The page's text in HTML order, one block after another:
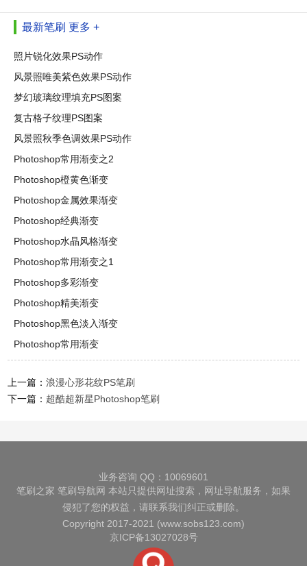
最新笔刷 更多 +
照片锐化效果PS动作
风景照唯美紫色效果PS动作
梦幻玻璃纹理填充PS图案
复古格子纹理PS图案
风景照秋季色调效果PS动作
Photoshop常用渐变之2
Photoshop橙黄色渐变
Photoshop金属效果渐变
Photoshop经典渐变
Photoshop水晶风格渐变
Photoshop常用渐变之1
Photoshop多彩渐变
Photoshop精美渐变
Photoshop黑色淡入渐变
Photoshop常用渐变
上一篇：浪漫心形花纹PS笔刷
下一篇： 超酷超新星Photoshop笔刷
业务咨询 QQ：10069601
笔刷之家 笔刷导航网 本站只提供网址搜索，网址导航服务，如果
侵犯了您的权益，请联系我们纠正或删除。
Copyright 2017-2021 (www.sobs123.com)
京ICP备13027028号